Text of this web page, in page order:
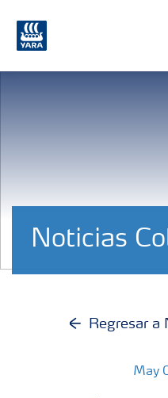
Noticias
Regresar a
May